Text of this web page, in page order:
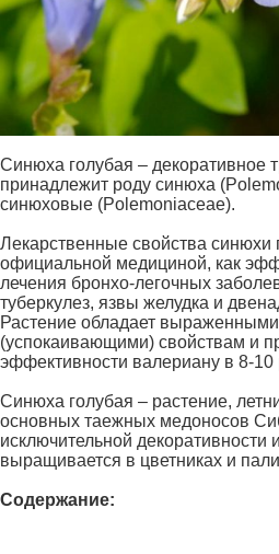
Синюха голубая – декоративное
принадлежит роду синюха
синюховые (Polemoniaceae).
Лекарственные свойства синюхи
официальной медициной, как
лечения бронхо-легочных
туберкулез, язвы желудка и
Растение обладает
(успокаивающими) свойствам и
эффективности валериану в 8-10
Синюха голубая – растение,
основных таежных медоносов
исключительной декоративности
выращивается в цветниках и
Содержание: